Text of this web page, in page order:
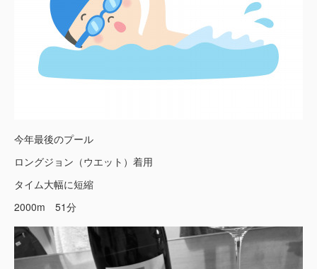
今年最後のプール
ロングジョン（ウエット）着用
タイム大幅に短縮
2000m 51分